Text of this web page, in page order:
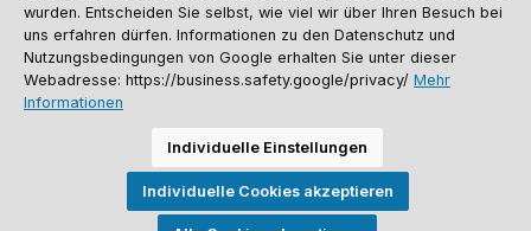
Informationen
Social Media und Kontakt
Versandinformationen
Batterieentsorgung
Warenrücksendung Sporthund Katalog
Alle Preise inkl. gesetzl. Mehrwertsteuer zzgl.Versandkosten
anders angegeben. Preise vor dem Login werden in Euro (DE) angezeigt.
Streichpreise = UVP-Preise. Abbildungen ähnlich. Änderungen
wurden. Entscheiden Sie selbst, wie viel wir über Ihren Besuch bei
uns erfahren dürfen. Informationen zu den Datenschutz und
Nutzungsbedingungen von Google erhalten Sie unter dieser
Webadresse: https://business.safety.google/privacy/ Mehr
Informationen
Individuelle Einstellungen
Individuelle Cookies akzeptieren